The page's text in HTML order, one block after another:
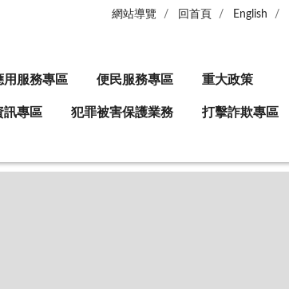
網站導覽 回首頁 English
用服務專區 便民服務專區 重大政策
訊專區 犯罪被害保護業務 打擊詐欺專區